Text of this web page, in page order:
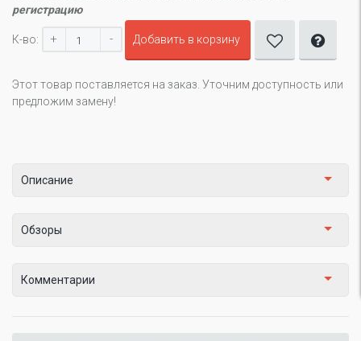
регистрацию
К-во: + - Добавить в корзину
Этот товар поставляется на заказ. Уточним доступность или
предложим замену!
Описание
Обзоры
Комментарии